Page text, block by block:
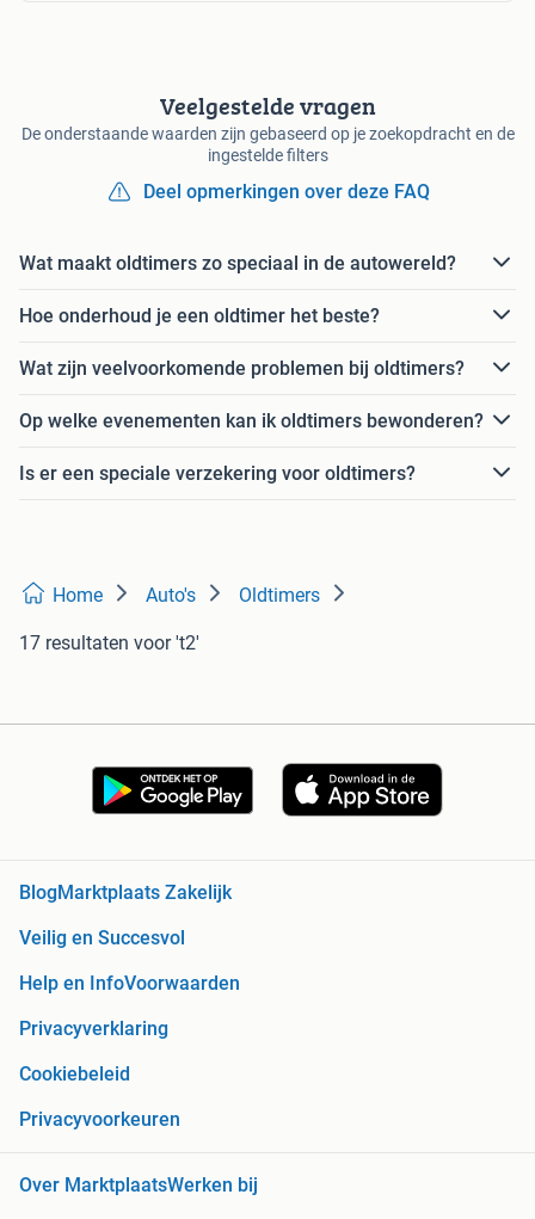
Veelgestelde vragen
De onderstaande waarden zijn gebaseerd op je zoekopdracht en de
ingestelde filters
Deel opmerkingen over deze FAQ
Wat maakt oldtimers zo speciaal in de autowereld?
Hoe onderhoud je een oldtimer het beste?
Wat zijn veelvoorkomende problemen bij oldtimers?
Op welke evenementen kan ik oldtimers bewonderen?
Is er een speciale verzekering voor oldtimers?
Home Auto's Oldtimers
17 resultaten voor 't2'
BlogMarktplaats Zakelijk
Veilig en Succesvol
Help en InfoVoorwaarden
Privacyverklaring
Cookiebeleid
Privacyvoorkeuren
Over MarktplaatsWerken bij